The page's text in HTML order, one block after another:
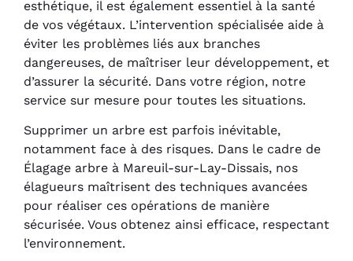
esthétique, il est également essentiel à la santé
de vos végétaux. L’intervention spécialisée aide à
éviter les problèmes liés aux branches
dangereuses, de maîtriser leur développement, et
d’assurer la sécurité. Dans votre région, notre
service sur mesure pour toutes les situations.
Supprimer un arbre est parfois inévitable,
notamment face à des risques. Dans le cadre de
Élagage arbre à Mareuil-sur-Lay-Dissais, nos
élagueurs maîtrisent des techniques avancées
pour réaliser ces opérations de manière
sécurisée. Vous obtenez ainsi efficace, respectant
l’environnement.